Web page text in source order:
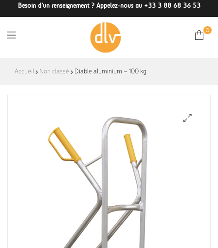
Besoin d'un renseignement ? Appelez-nous au +33 3 88 68 36 53
DLV-
0
Accueil Non classé Diable aluminium – 100 kg